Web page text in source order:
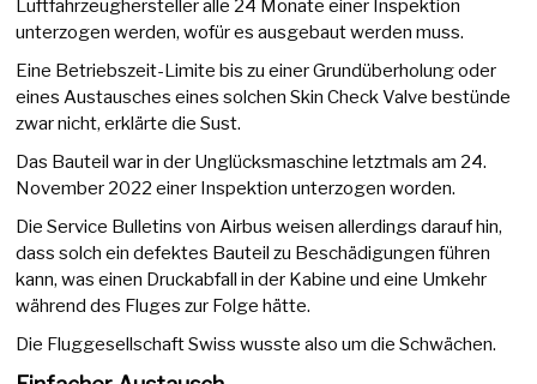
Luftfahrzeughersteller alle 24 Monate einer Inspektion
unterzogen werden, wofür es ausgebaut werden muss.
Eine Betriebszeit-Limite bis zu einer Grundüberholung oder
eines Austausches eines solchen Skin Check Valve bestünde
zwar nicht, erklärte die Sust.
Das Bauteil war in der Unglücksmaschine letztmals am 24.
November 2022 einer Inspektion unterzogen worden.
Die Service Bulletins von Airbus weisen allerdings darauf hin,
dass solch ein defektes Bauteil zu Beschädigungen führen
kann, was einen Druckabfall in der Kabine und eine Umkehr
während des Fluges zur Folge hätte.
Die Fluggesellschaft Swiss wusste also um die Schwächen.